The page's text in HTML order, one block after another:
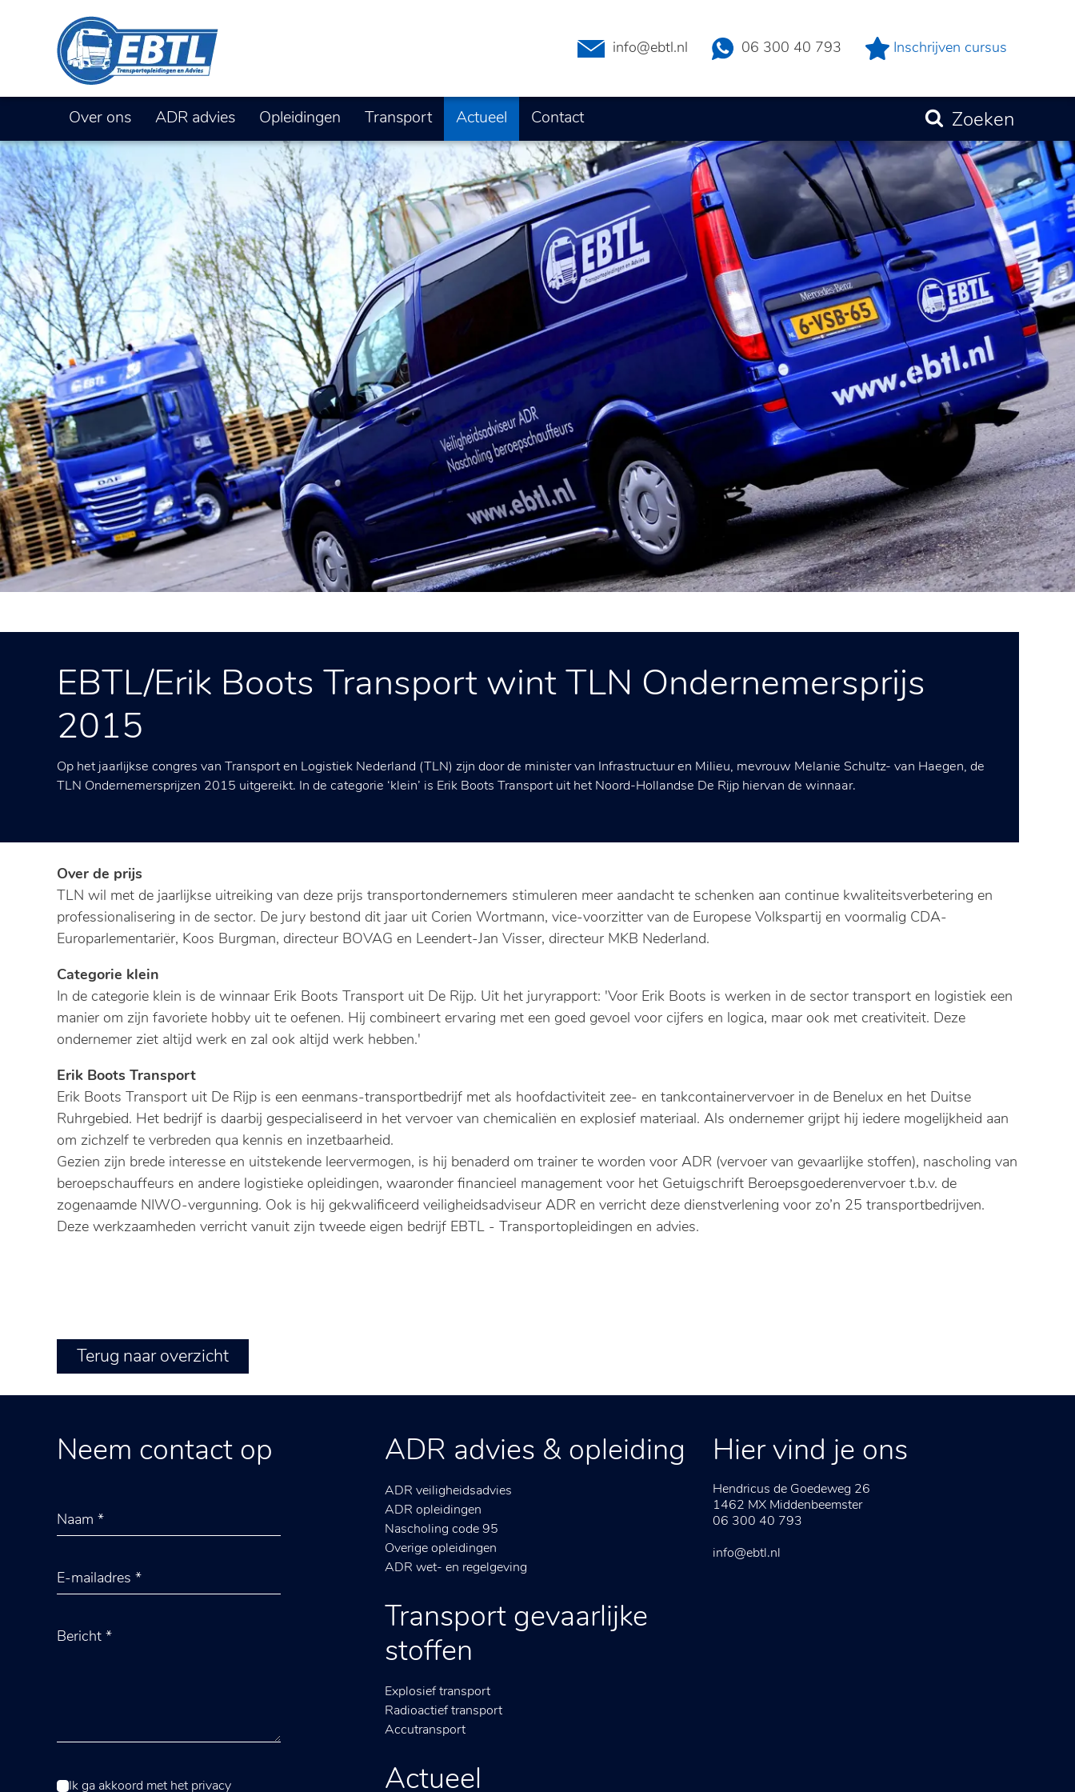
info@ebtl.nl 06 300 40 793 Inschrijven cursus
Over ons ADR advies Opleidingen Transport Actueel Contact Zoeken
EBTL/Erik Boots Transport wint TLN Ondernemersprijs
2015
Op het jaarlijkse congres van Transport en Logistiek Nederland (TLN) zijn door de minister van Infrastructuur en Milieu, mevrouw Melanie Schultz- van Haegen, de
TLN Ondernemersprijzen 2015 uitgereikt. In de categorie ‘klein’ is Erik Boots Transport uit het Noord-Hollandse De Rijp hiervan de winnaar.
Over de prijs
TLN wil met de jaarlijkse uitreiking van deze prijs transportondernemers stimuleren meer aandacht te schenken aan continue kwaliteitsverbetering en
professionalisering in de sector. De jury bestond dit jaar uit Corien Wortmann, vice-voorzitter van de Europese Volkspartij en voormalig CDA-
Europarlementariër, Koos Burgman, directeur BOVAG en Leendert-Jan Visser, directeur MKB Nederland.
Categorie klein
In de categorie klein is de winnaar Erik Boots Transport uit De Rijp. Uit het juryrapport: 'Voor Erik Boots is werken in de sector transport en logistiek een
manier om zijn favoriete hobby uit te oefenen. Hij combineert ervaring met een goed gevoel voor cijfers en logica, maar ook met creativiteit. Deze
ondernemer ziet altijd werk en zal ook altijd werk hebben.'
Erik Boots Transport
Erik Boots Transport uit De Rijp is een eenmans-transportbedrijf met als hoofdactiviteit zee- en tankcontainervervoer in de Benelux en het Duitse
Ruhrgebied. Het bedrijf is daarbij gespecialiseerd in het vervoer van chemicaliën en explosief materiaal. Als ondernemer grijpt hij iedere mogelijkheid aan
om zichzelf te verbreden qua kennis en inzetbaarheid.
Gezien zijn brede interesse en uitstekende leervermogen, is hij benaderd om trainer te worden voor ADR (vervoer van gevaarlijke stoffen), nascholing van
beroepschauffeurs en andere logistieke opleidingen, waaronder financieel management voor het Getuigschrift Beroepsgoederenvervoer t.b.v. de
zogenaamde NIWO-vergunning. Ook is hij gekwalificeerd veiligheidsadviseur ADR en verricht deze dienstverlening voor zo’n 25 transportbedrijven.
Deze werkzaamheden verricht vanuit zijn tweede eigen bedrijf EBTL - Transportopleidingen en advies.
Terug naar overzicht
Neem contact op
Ik ga akkoord met het privacy
ADR advies & opleiding
ADR veiligheidsadvies
ADR opleidingen
Nascholing code 95
Overige opleidingen
ADR wet- en regelgeving
Transport gevaarlijke
stoffen
Explosief transport
Radioactief transport
Accutransport
Actueel
Hier vind je ons
Hendricus de Goedeweg 26
1462 MX Middenbeemster
06 300 40 793
info@ebtl.nl